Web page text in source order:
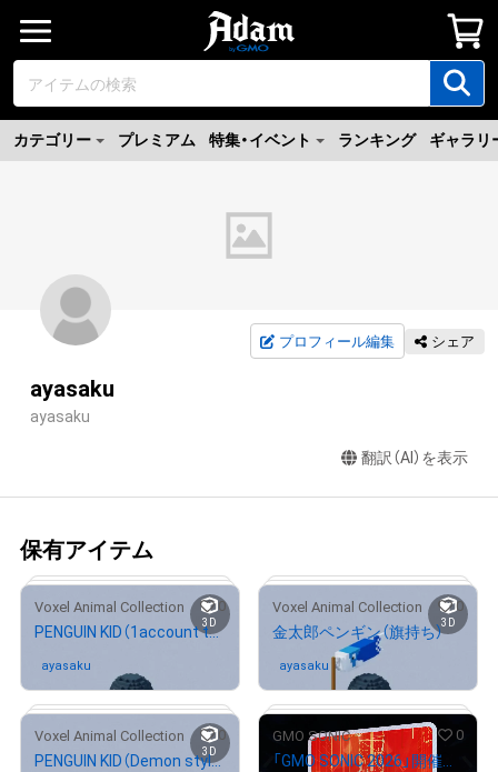
カテゴリー プレミアム 特集・イベント ランキング ギャラリ
プロフィール編集 シェア
ayasaku
ayasaku
翻訳（AI）を表示
保有アイテム
3D
Voxel Animal Collection 0
PENGUIN KID（1account typeA）
ayasaku
3D
Voxel Animal Collection 0
金太郎ペンギン（旗持ち）
ayasaku さんが保有中
3D
Voxel Animal Collection 0
PENGUIN KID（Demon style）
GMO SONIC 0
「GMO SONIC 2026」開催記念NFT